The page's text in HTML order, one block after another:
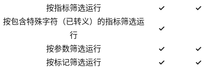
按指标筛选运行
✓
✓
按包含特殊字符（已转义）的指标筛选运
行
✓
按参数筛选运行
✓
✓
按标记筛选运行
✓
✓